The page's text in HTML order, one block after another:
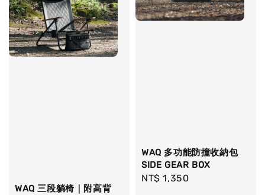
WAQ 三段躺椅｜附高背
WAQ 多功能防撞收納包
SIDE GEAR BOX
Regular
NT$ 1,350